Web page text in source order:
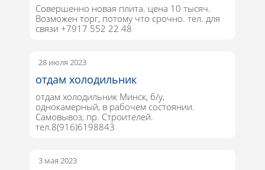
Совершенно новая плита. цена 10 тысяч.
Возможен торг, потому что срочно. тел. для
связи +7917 552 22 48
28 июля 2023
отдам холодильник
отдам холодильник Минск, б/у,
однокамерный, в рабочем состоянии.
Самовывоз, пр. Строителей.
тел.8(916)6198843
3 мая 2023